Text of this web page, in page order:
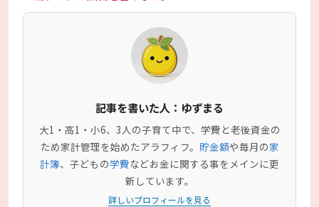
記事を書いた人：ゆずまる
大1・高1・小6、3人の子育て中で、学費と老後資金の
ため家計管理を始めたアラフィフ。 貯金額や毎月の家
計簿、子どもの学費などお金に関する事をメインに更
新しています。
詳しいプロフィールを見る